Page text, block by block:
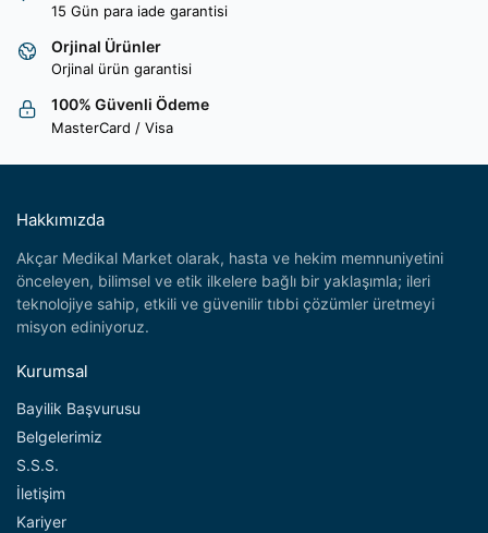
15 Gün para iade garantisi
Orjinal Ürünler
Orjinal ürün garantisi
100% Güvenli Ödeme
MasterCard / Visa
Hakkımızda
Akçar Medikal Market olarak, hasta ve hekim memnuniyetini
önceleyen, bilimsel ve etik ilkelere bağlı bir yaklaşımla; ileri
teknolojiye sahip, etkili ve güvenilir tıbbi çözümler üretmeyi
misyon ediniyoruz.
Kurumsal
Bayilik Başvurusu
Belgelerimiz
S.S.S.
İletişim
Kariyer